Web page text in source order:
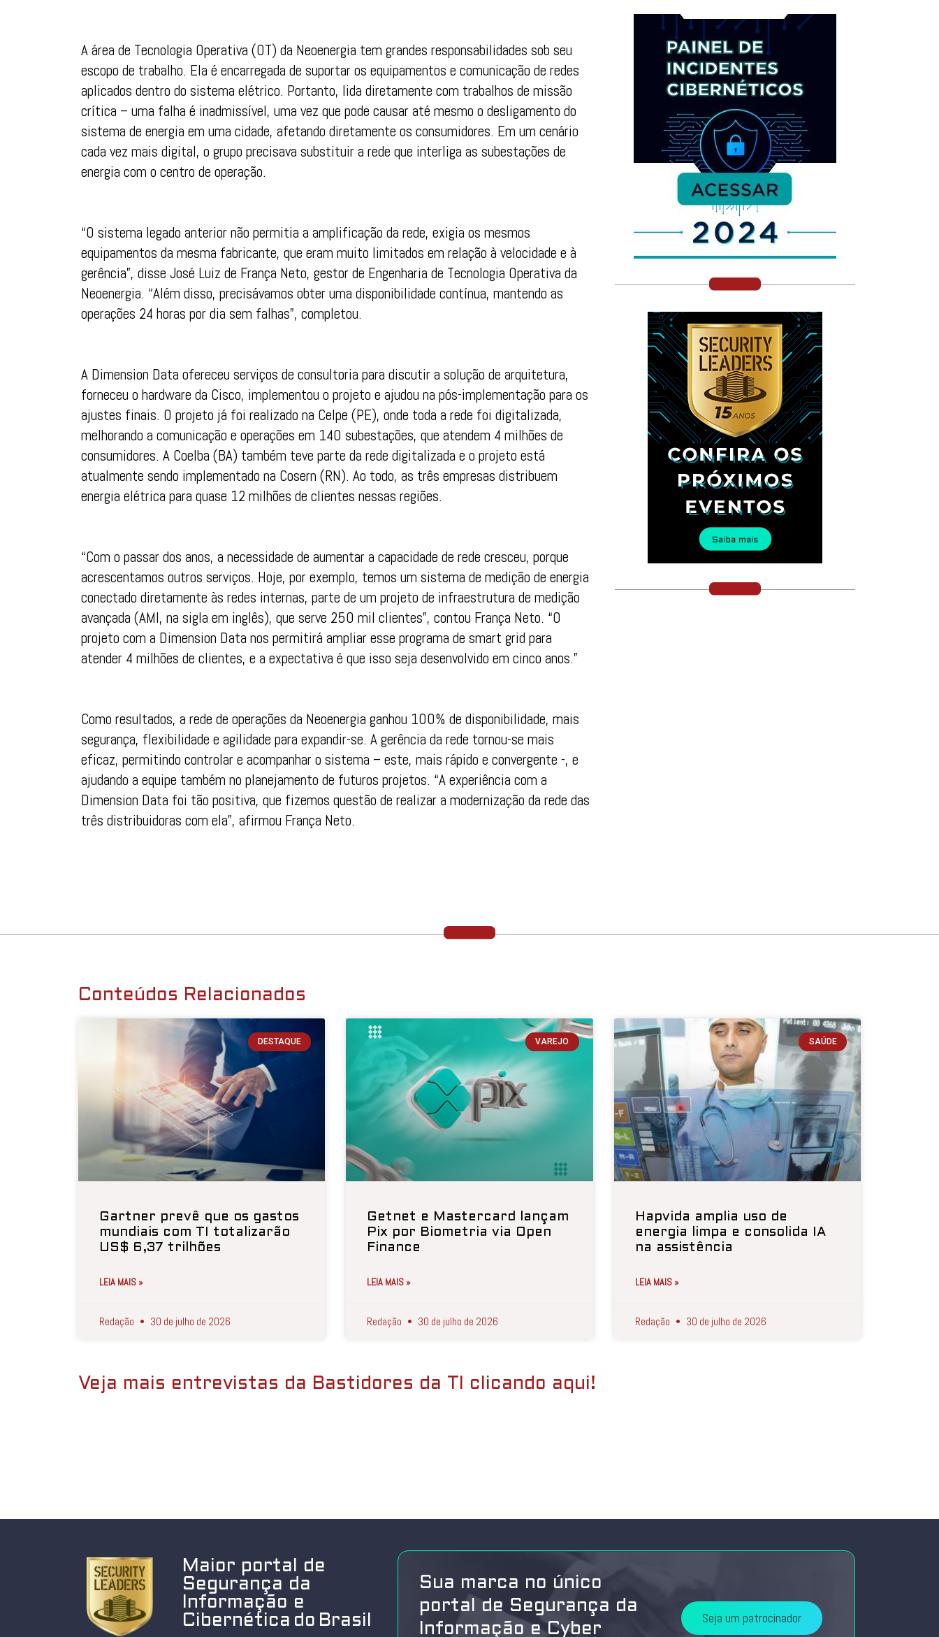
A área de Tecnologia Operativa (OT) da Neoenergia tem grandes responsabilidades sob seu
escopo de trabalho. Ela é encarregada de suportar os equipamentos e comunicação de redes
aplicados dentro do sistema elétrico. Portanto, lida diretamente com trabalhos de missão
crítica – uma falha é inadmissível, uma vez que pode causar até mesmo o desligamento do
sistema de energia em uma cidade, afetando diretamente os consumidores. Em um cenário
cada vez mais digital, o grupo precisava substituir a rede que interliga as subestações de
energia com o centro de operação.
“O sistema legado anterior não permitia a amplificação da rede, exigia os mesmos
equipamentos da mesma fabricante, que eram muito limitados em relação à velocidade e à
gerência”, disse José Luiz de França Neto, gestor de Engenharia de Tecnologia Operativa da
Neoenergia. “Além disso, precisávamos obter uma disponibilidade contínua, mantendo as
operações 24 horas por dia sem falhas”, completou.
A Dimension Data ofereceu serviços de consultoria para discutir a solução de arquitetura,
forneceu o hardware da Cisco, implementou o projeto e ajudou na pós-implementação para os
ajustes finais. O projeto já foi realizado na Celpe (PE), onde toda a rede foi digitalizada,
melhorando a comunicação e operações em 140 subestações, que atendem 4 milhões de
consumidores. A Coelba (BA) também teve parte da rede digitalizada e o projeto está
atualmente sendo implementado na Cosern (RN). Ao todo, as três empresas distribuem
energia elétrica para quase 12 milhões de clientes nessas regiões.
“Com o passar dos anos, a necessidade de aumentar a capacidade de rede cresceu, porque
acrescentamos outros serviços. Hoje, por exemplo, temos um sistema de medição de energia
conectado diretamente às redes internas, parte de um projeto de infraestrutura de medição
avançada (AMI, na sigla em inglês), que serve 250 mil clientes”, contou França Neto. “O
projeto com a Dimension Data nos permitirá ampliar esse programa de smart grid para
atender 4 milhões de clientes, e a expectativa é que isso seja desenvolvido em cinco anos.”
Como resultados, a rede de operações da Neoenergia ganhou 100% de disponibilidade, mais
segurança, flexibilidade e agilidade para expandir-se. A gerência da rede tornou-se mais
eficaz, permitindo controlar e acompanhar o sistema – este, mais rápido e convergente -, e
ajudando a equipe também no planejamento de futuros projetos. “A experiência com a
Dimension Data foi tão positiva, que fizemos questão de realizar a modernização da rede das
três distribuidoras com ela”, afirmou França Neto.
Conteúdos Relacionados
DESTAQUE
Gartner prevê que os gastos
mundiais com TI totalizarão
US$ 6,37 trilhões
LEIA MAIS »
Redação 30 de julho de 2026
VAREJO
Getnet e Mastercard lançam
Pix por Biometria via Open
Finance
LEIA MAIS »
Redação 30 de julho de 2026
SAÚDE
Hapvida amplia uso de
energia limpa e consolida IA
na assistência
LEIA MAIS »
Redação 30 de julho de 2026
Veja mais entrevistas da Bastidores da TI clicando aqui!
Maior portal de
Segurança da
Informação e
Cibernética do Brasil
Sua marca no único
portal de Segurança da
Informação e Cyber
Seja um patrocinador